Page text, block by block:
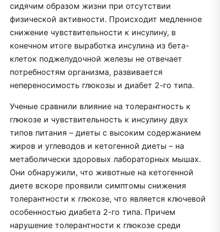
сидячим образом жизни при отсутствии
физической активности. Происходит медленное
снижение чувствительности к инсулину, в
конечном итоге выработка инсулина из бета-
клеток поджелудочной железы не отвечает
потребностям организма, развивается
непереносимость глюкозы и диабет 2-го типа.
Ученые сравнили влияние на толерантность к
глюкозе и чувствительность к инсулину двух
типов питания – диеты с высоким содержанием
жиров и углеводов и кетогенной диеты – на
метаболически здоровых лабораторных мышах.
Они обнаружили, что животные на кетогенной
диете вскоре проявили симптомы снижения
толерантности к глюкозе, что является ключевой
особенностью диабета 2-го типа. Причем
нарушение толерантности к глюкозе среди